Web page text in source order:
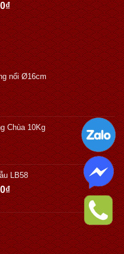
₫
nổi Ø16cm
Chùa 10Kg
LB58
₫